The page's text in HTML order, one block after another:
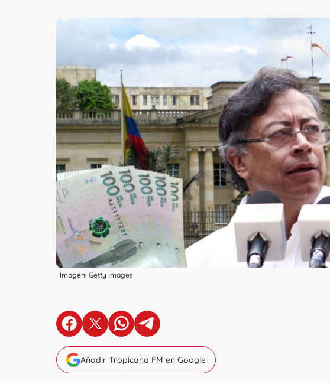
Imagen: Getty Images
en Facebook
en X en Whatsapp
en Telegram
Añadir Tropicana FM en Google